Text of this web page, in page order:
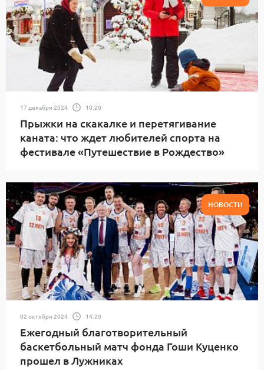
17 декабря 2024 10:20
Прыжки на скакалке и перетягивание
каната: что ждет любителей спорта на
фестивале «Путешествие в Рождество»
НОВОСТИ
02 октября 2024 14:20
Ежегодный благотворительный
баскетбольный матч фонда Гоши Куценко
прошел в Лужниках